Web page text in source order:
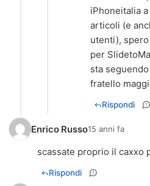
iPhoneitalia
articoli (e
utenti),
per
sta
fratello
Rispondi
Enrico Russo15 anni fa
scassate proprio il caxxo
Rispondi